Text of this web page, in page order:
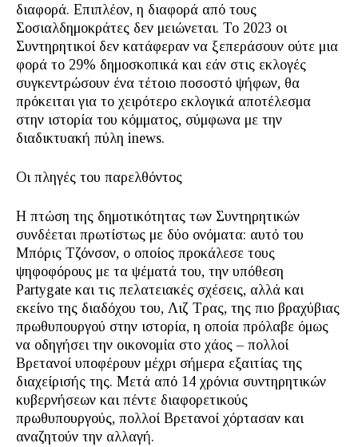
διαφορά. Επιπλέον, η διαφορά από τους
Σοσιαλδημοκράτες δεν μειώνεται. Το 2023 οι
Συντηρητικοί δεν κατάφεραν να ξεπεράσουν ούτε μια
φορά το 29% δημοσκοπικά και εάν στις εκλογές
συγκεντρώσουν ένα τέτοιο ποσοστό ψήφων, θα
πρόκειται για το χειρότερο εκλογικά αποτέλεσμα
στην ιστορία του κόμματος, σύμφωνα με την
διαδικτυακή πύλη inews.
Οι πληγές του παρελθόντος
Η πτώση της δημοτικότητας των Συντηρητικών
συνδέεται πρωτίστως με δύο ονόματα: αυτό του
Μπόρις Τζόνσον, ο οποίος προκάλεσε τους
ψηφοφόρους με τα ψέματά του, την υπόθεση
Partygate και τις πελατειακές σχέσεις, αλλά και
εκείνο της διαδόχου του, Λιζ Τρας, της πιο βραχύβιας
πρωθυπουργού στην ιστορία, η οποία πρόλαβε όμως
να οδηγήσει την οικονομία στο χάος – πολλοί
Βρετανοί υποφέρουν μέχρι σήμερα εξαιτίας της
διαχείρισής της. Μετά από 14 χρόνια συντηρητικών
κυβερνήσεων και πέντε διαφορετικούς
πρωθυπουργούς, πολλοί Βρετανοί χόρτασαν και
αναζητούν την αλλαγή.